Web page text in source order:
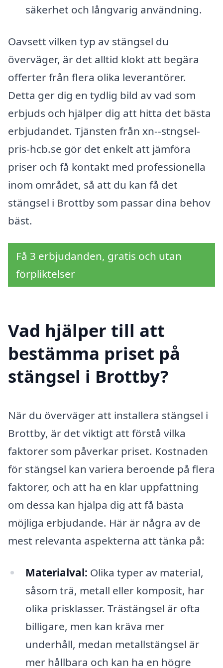
säkerhet och långvarig användning.
Oavsett vilken typ av stängsel du
överväger, är det alltid klokt att begära
offerter från flera olika leverantörer.
Detta ger dig en tydlig bild av vad som
erbjuds och hjälper dig att hitta det bästa
erbjudandet. Tjänsten från xn--stngsel-
pris-hcb.se gör det enkelt att jämföra
priser och få kontakt med professionella
inom området, så att du kan få det
stängsel i Brottby som passar dina behov
bäst.
Få 3 erbjudanden, gratis och utan
förpliktelser
Vad hjälper till att
bestämma priset på
stängsel i Brottby?
När du överväger att installera stängsel i
Brottby, är det viktigt att förstå vilka
faktorer som påverkar priset. Kostnaden
för stängsel kan variera beroende på flera
faktorer, och att ha en klar uppfattning
om dessa kan hjälpa dig att få bästa
möjliga erbjudande. Här är några av de
mest relevanta aspekterna att tänka på:
Materialval: Olika typer av material,
såsom trä, metall eller komposit, har
olika prisklasser. Trästängsel är ofta
billigare, men kan kräva mer
underhåll, medan metallstängsel är
mer hållbara och kan ha en högre